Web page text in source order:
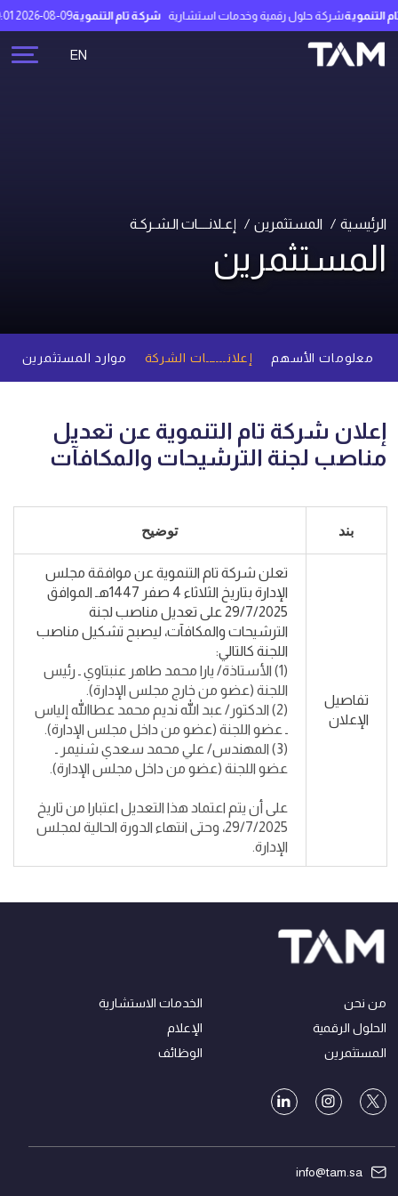
شركة حلول رقمية وخدمات استشارية شركة تام التنموية2026-08-09 06:19:01
EN
الرئيسية المستثمرين إعـلانــــات الـشـركـة
المستثمرين
معلومات الأسهم إعلانــــــات الشركة موارد المستثمرين
إعلان شركة تام التنموية عن تعديل
مناصب لجنة الترشيحات والمكافآت
بند توضيح
تفاصيل
الإعلان
تعلن شركة تام التنموية عن موافقة مجلس
الإدارة بتاريخ الثلاثاء 4 صفر 1447هـ الموافق
29/7/2025 على تعديل مناصب لجنة
الترشيحات والمكافآت، ليصبح تشكيل مناصب
اللجنة كالتالي:
(1) الأستاذة/ يارا محمد طاهر عنبتاوي ـ رئيس
اللجنة (عضو من خارج مجلس الإدارة).
(2) الدكتور/ عبد الله نديم محمد عطاالله إلياس
ـ عضو اللجنة (عضو من داخل مجلس الإدارة).
(3) المهندس/ علي محمد سعدي شنيمر ـ
عضو اللجنة (عضو من داخل مجلس الإدارة).
على أن يتم اعتماد هذا التعديل اعتبارا من تاريخ
29/7/2025، وحتى انتهاء الدورة الحالية لمجلس
الإدارة.
من نحن
الخدمات الاستشارية
الحلول الرقمية
الإعلام
المستثمرين
الوظائف
info@tam.sa